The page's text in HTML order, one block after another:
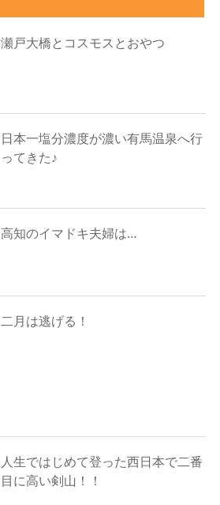
瀬戸大橋とコスモスとおやつ
日本一塩分濃度が濃い有馬温泉へ行
ってきた♪
高知のイマドキ夫婦は…
二月は逃げる！
人生ではじめて登った西日本で二番
目に高い剣山！！